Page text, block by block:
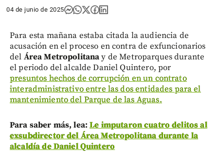
04 de junio de 2025
Para esta mañana estaba citada la audiencia de
acusación en el proceso en contra de exfuncionarios
del Área Metropolitanay de Metroparques durante
el periodo del alcalde Daniel Quintero, por
presuntos hechos de corrupción en un contrato
interadministrativo entre las dos entidades para el
mantenimiento del Parque de las Aguas.
Para saber más, lea:Le imputaron cuatro delitos al
exsubdirector del Área Metropolitana durante la
alcaldía de Daniel Quintero